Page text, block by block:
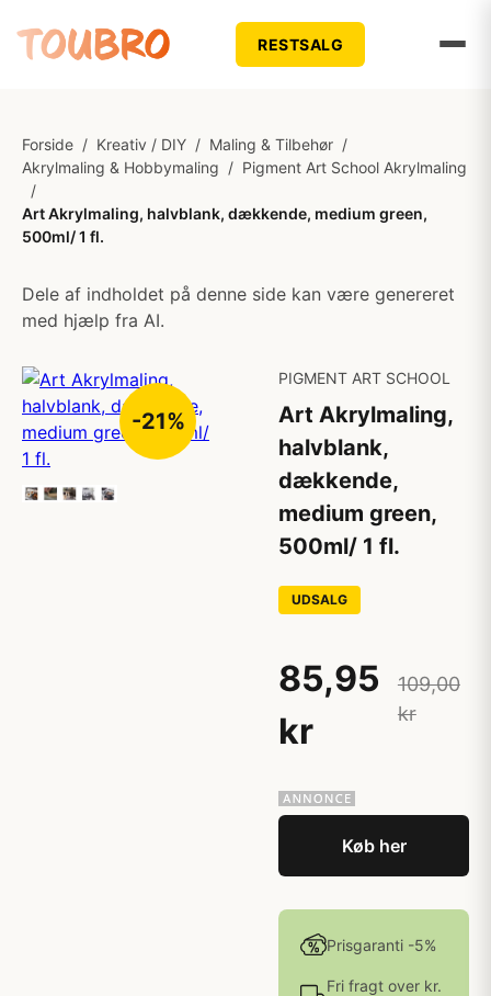
RESTSALG
Forside / Kreativ / DIY / Maling & Tilbehør /
Akrylmaling & Hobbymaling / Pigment Art School Akrylmaling
/
Art Akrylmaling, halvblank, dækkende, medium green,
500ml/ 1 fl.
Dele af indholdet på denne side kan være genereret
med hjælp fra AI.
-21%
PIGMENT ART SCHOOL
Art Akrylmaling,
halvblank,
dækkende,
medium green,
500ml/ 1 fl.
UDSALG
85,95
kr
109,00
kr
Køb her
Prisgaranti -5%
Fri fragt over kr.